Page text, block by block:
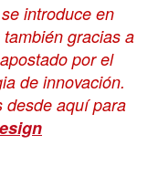
introduce en
gracias a
por el
de innovación.
desde aquí para